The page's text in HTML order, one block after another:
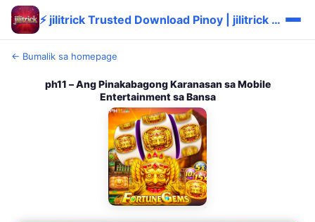
⚡ jilitrick Trusted Download Pinoy | jilitrick Madali Tipid
← Bumalik sa homepage
ph11 – Ang Pinakabagong Karanasan sa Mobile
Entertainment sa Bansa